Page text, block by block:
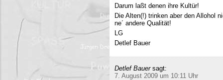
Darum laßt denen ihre Kultür!
Die Alten(!) trinken aber den Allohol
ne´ andere Qualität!
LG
Detlef Bauer
Detlef Bauer sagt:
7. August 2009 um 10:11 Uhr